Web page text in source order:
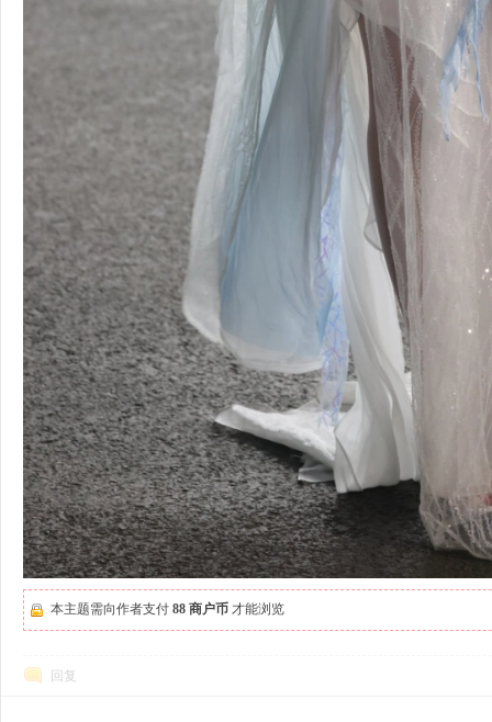
本主题需向作者支付 88 商户币 才能浏览
回复